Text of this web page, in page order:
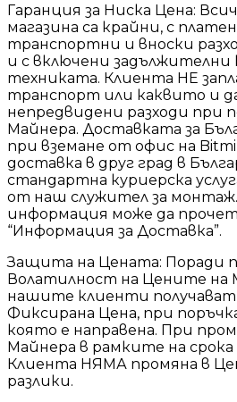
Гаранция за Ниска Цена:
магазина са крайни, с
транспортни и вноски
и с включени задължителни
техниката. Клиента НЕ
транспорт или каквито и
непредвидени разходи при
Майнера. Доставката за
при вземане от офис на
доставка в друг град в
стандартна куриерска
от наш служител за
информация може да
“Информация за Доставка”.
Защита на Цената: Поради
Волатилност на Цените на
нашите клиенти получават
Фиксирана Цена, при
която е направена. При
Майнера в рамките на срока
Клиента НЯМА промяна в
разлики.